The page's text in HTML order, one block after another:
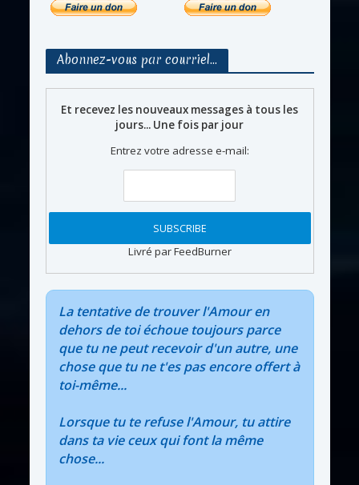
Abonnez-vous par courriel…
Et recevez les nouveaux messages à tous les
jours... Une fois par jour
Entrez votre adresse e-mail:
Livré par FeedBurner
La tentative de trouver l'Amour en
dehors de toi échoue toujours parce
que tu ne peut recevoir d'un autre, une
chose que tu ne t'es pas encore offert à
toi-même...
Lorsque tu te refuse l'Amour, tu attire
dans ta vie ceux qui font la même
chose...